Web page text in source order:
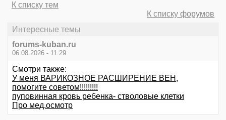
К списку тем
К списку форумов
Интересные темы
forums-kuban.ru
06.08.2026 - 11:29
Смотри также:
У меня ВАРИКОЗНОЕ РАСШИРЕНИЕ ВЕН,
помогите советом!!!!!!!!!
пуповинная кровь ребенка- стволовые клетки
Про мед.осмотр